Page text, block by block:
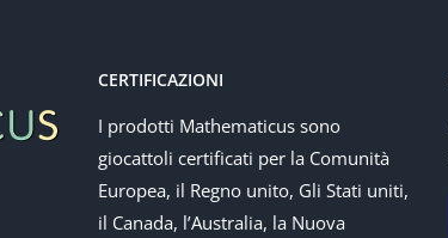
CERTIFICAZIONI
I prodotti Mathematicus sono
giocattoli certificati per la Comunità
Europea, il Regno unito, Gli Stati uniti,
il Canada, l’Australia, la Nuova